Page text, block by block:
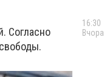
Согласно
16:30
Вчора